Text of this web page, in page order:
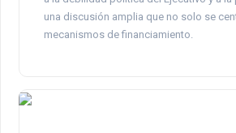
una discusión amplia que no solo se
mecanismos de financiamiento.